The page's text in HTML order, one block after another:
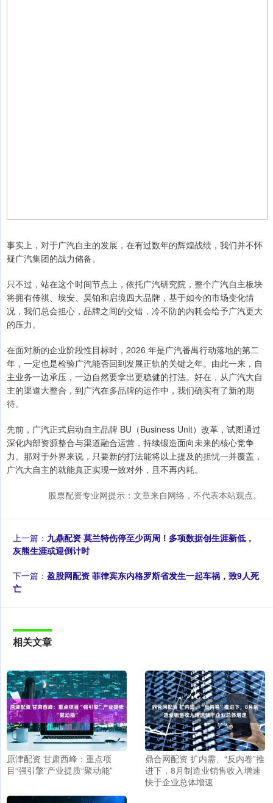
事实上，对于广汽自主的发展，在有过数年的辉煌战绩，我们并不怀
疑广汽集团的战力储备。
只不过，站在这个时间节点上，依托广汽研究院，整个广汽自主板块
将拥有传祺、埃安、昊铂和启境四大品牌，基于如今的市场变化情
况，我们总会担心，品牌之间的交错，冷不防的内耗会给予广汽更大
的压力。
在面对新的企业阶段性目标时，2026 年是广汽番禺行动落地的第二
年，一定也是检验广汽能否回到发展正轨的关键之年。由此一来，自
主业务一边承压，一边自然要拿出更稳健的打法。好在，从广汽大自
主的渠道大整合，到广汽在多品牌的运作中，我们确实有了新的期
待。
先前，广汽正式启动自主品牌 BU（Business Unit）改革，试图通过
深化内部资源整合与渠道融合运营，持续锻造面向未来的核心竞争
力。那对于外界来说，只要新的打法能将以上提及的担忧一并覆盖，
广汽大自主的就能真正实现一致对外，且不再内耗。
股票配资专业网提示：文章来自网络，不代表本站观点。
上一篇： 九鼎配资 莫兰特伤停至少两周！多项数据创生涯新低，
灰熊生涯或迎倒计时
下一篇： 盈股网配资 菲律宾东内格罗斯省发生一起车祸，致9人死
亡
相关文章
原津配资 甘肃西峰：重点项
目“强引擎”产业提质“聚动能”
鼎合网配资 扩内需、“反内卷”推
进下，8月制造业销售收入增速
快于企业总体增速